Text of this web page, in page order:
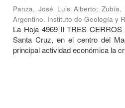
Panza, José Luis Alberto; Zubía,
Argentino. Instituto de Geología y
La Hoja 4969-II TRES
Santa Cruz, en el centro del
principal actividad económica la